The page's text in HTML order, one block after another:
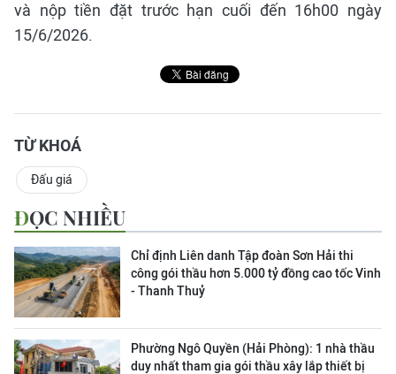
và nộp tiền đặt trước hạn cuối đến 16h00 ngày
15/6/2026.
TỪ KHOÁ
Đấu giá
ĐỌC NHIỀU
Chỉ định Liên danh Tập đoàn Sơn Hải thi
công gói thầu hơn 5.000 tỷ đồng cao tốc Vinh
- Thanh Thuỷ
Phường Ngô Quyền (Hải Phòng): 1 nhà thầu
duy nhất tham gia gói thầu xây lắp thiết bị